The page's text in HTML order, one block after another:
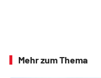
Mehr zum Thema